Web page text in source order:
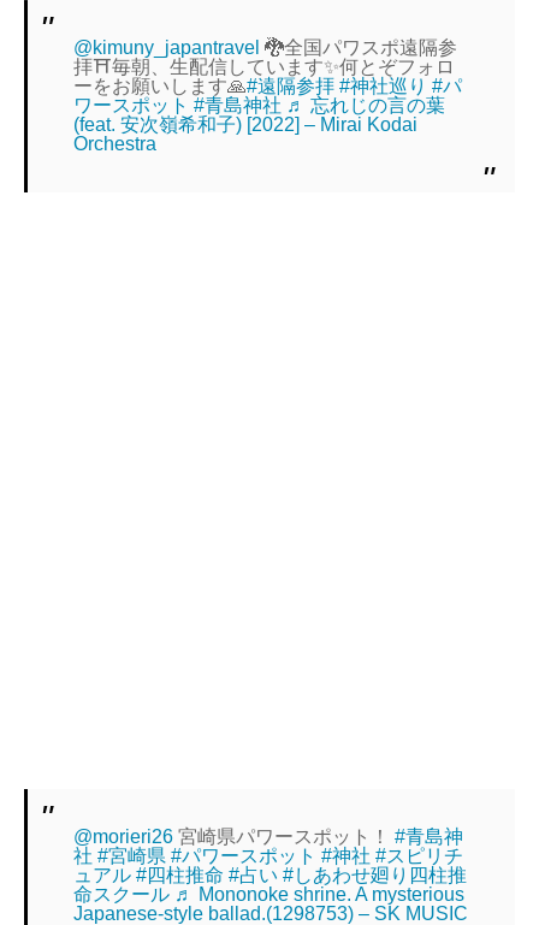
@kimuny_japantravel 🐉全国パワスポ遠隔参
拝⛩️毎朝、生配信しています✨何とぞフォロ
ーをお願いします🙏#遠隔参拝 #神社巡り #パ
ワースポット #青島神社 ♬ 忘れじの言の葉
(feat. 安次嶺希和子) [2022] – Mirai Kodai
Orchestra
@morieri26 宮崎県パワースポット！#青島神
社 #宮崎県 #パワースポット #神社 #スピリチ
ュアル #四柱推命 #占い #しあわせ廻り四柱推
命スクール ♬ Mononoke shrine. A mysterious
Japanese-style ballad.(1298753) – SK MUSIC